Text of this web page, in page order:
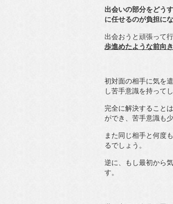
出会いの部分をどう
に任せるのが負担に
出会おうと頑張って
歩進めたような前向
初対面の相手に気を
し苦手意識を持って
完全に解決すること
ができ、苦手意識も
また同じ相手と何度
るでしょう。
逆に、もし最初から
す。